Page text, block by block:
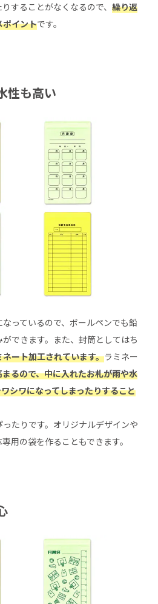
することがなくなるので、 繰り返
ポイントです。
性も高い
っているので、ボールペンでも鉛
できます。また、封筒としてはち
ート加工されています。ラミネー
るので、中に入れたお札が雨や水
シワになってしまったりすること
たりです。オリジナルデザインや
用の袋を作ることもできます。